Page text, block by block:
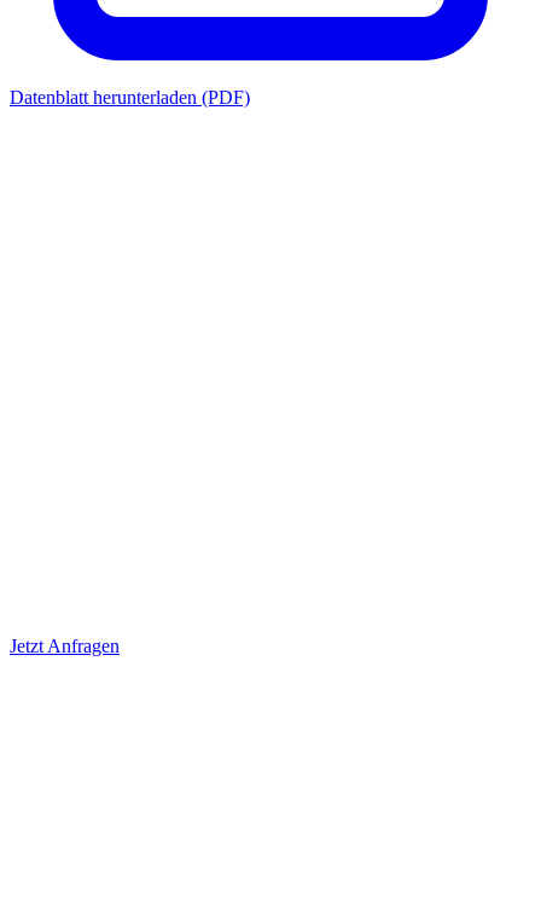
Datenblatt herunterladen (PDF)
Jetzt Anfragen